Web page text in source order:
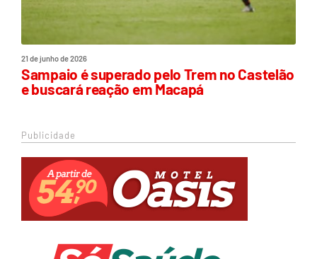
21 de junho de 2026
Sampaio é superado pelo Trem no Castelão
e buscará reação em Macapá
Publicidade